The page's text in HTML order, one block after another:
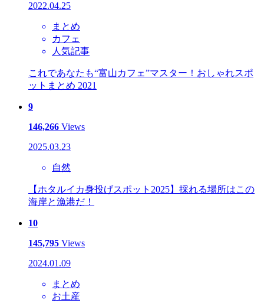
2022.04.25
まとめ
カフェ
人気記事
これであなたも“富山カフェ”マスター！おしゃれスポ
ットまとめ 2021
9
146,266 Views
2025.03.23
自然
【ホタルイカ身投げスポット2025】採れる場所はこの
海岸と漁港だ！
10
145,795 Views
2024.01.09
まとめ
お土産